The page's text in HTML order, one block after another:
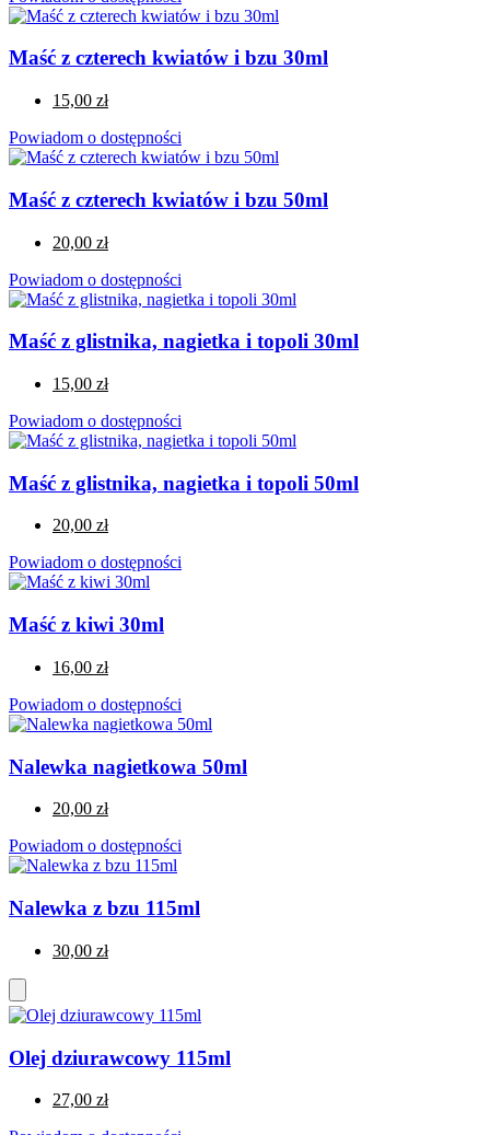
Maść z czterech kwiatów i bzu 30ml
15,00 zł
Powiadom o dostępności
Maść z czterech kwiatów i bzu 50ml
20,00 zł
Powiadom o dostępności
Maść z glistnika, nagietka i topoli 30ml
15,00 zł
Powiadom o dostępności
Maść z glistnika, nagietka i topoli 50ml
20,00 zł
Powiadom o dostępności
Maść z kiwi 30ml
16,00 zł
Powiadom o dostępności
Nalewka nagietkowa 50ml
20,00 zł
Powiadom o dostępności
Nalewka z bzu 115ml
30,00 zł
Olej dziurawcowy 115ml
27,00 zł